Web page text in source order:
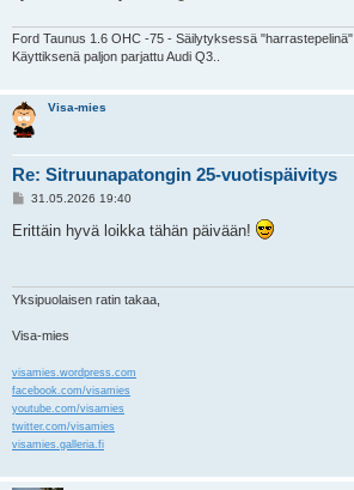
Ford Taunus 1.6 OHC -75 - Säilytyksessä "harrastepelinä"
Käyttiksenä paljon parjattu Audi Q3..
Visa-mies
Re: Sitruunapatongin 25-vuotispäivitys
V
e
s
31.05.2026 19:40
Erittäin hyvä loikka tähän päivään!
Yksipuolaisen ratin takaa,
Visa-mies
visamies.wordpress.com
facebook.com/visamies
youtube.com/visamies
twitter.com/visamies
visamies.galleria.fi